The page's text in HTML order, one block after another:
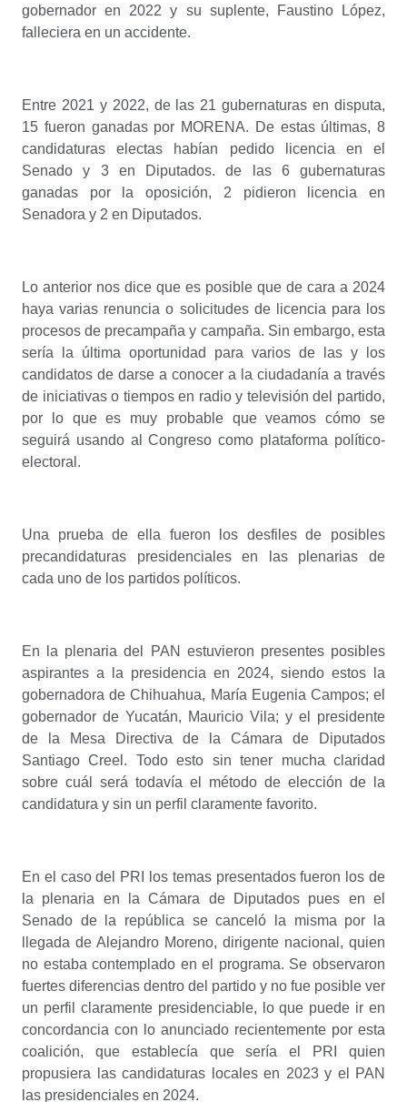
gobernador en 2022 y su suplente, Faustino López,
falleciera en un accidente.
Entre 2021 y 2022, de las 21 gubernaturas en disputa,
15 fueron ganadas por MORENA. De estas últimas, 8
candidaturas electas habían pedido licencia en el
Senado y 3 en Diputados. de las 6 gubernaturas
ganadas por la oposición, 2 pidieron licencia en
Senadora y 2 en Diputados.
Lo anterior nos dice que es posible que de cara a 2024
haya varias renuncia o solicitudes de licencia para los
procesos de precampaña y campaña. Sin embargo, esta
sería la última oportunidad para varios de las y los
candidatos de darse a conocer a la ciudadanía a través
de iniciativas o tiempos en radio y televisión del partido,
por lo que es muy probable que veamos cómo se
seguirá usando al Congreso como plataforma político-
electoral.
Una prueba de ella fueron los desfiles de posibles
precandidaturas presidenciales en las plenarias de
cada uno de los partidos políticos.
En la plenaria del PAN estuvieron presentes posibles
aspirantes a la presidencia en 2024, siendo estos la
gobernadora de Chihuahua, María Eugenia Campos; el
gobernador de Yucatán, Mauricio Vila; y el presidente
de la Mesa Directiva de la Cámara de Diputados
Santiago Creel. Todo esto sin tener mucha claridad
sobre cuál será todavía el método de elección de la
candidatura y sin un perfil claramente favorito.
En el caso del PRI los temas presentados fueron los de
la plenaria en la Cámara de Diputados pues en el
Senado de la república se canceló la misma por la
llegada de Alejandro Moreno, dirigente nacional, quien
no estaba contemplado en el programa. Se observaron
fuertes diferencias dentro del partido y no fue posible ver
un perfil claramente presidenciable, lo que puede ir en
concordancia con lo anunciado recientemente por esta
coalición, que establecía que sería el PRI quien
propusiera las candidaturas locales en 2023 y el PAN
las presidenciales en 2024.